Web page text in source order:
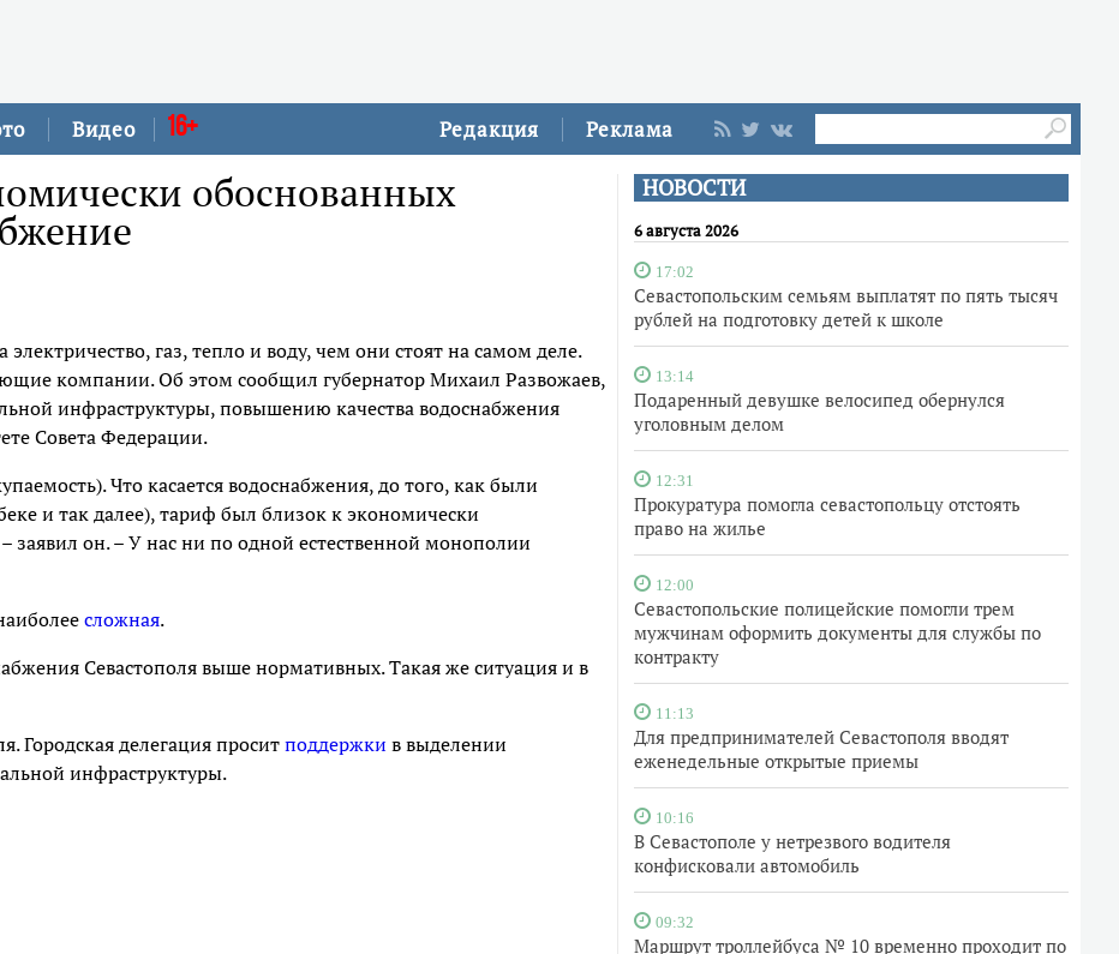
Редакция Реклама
Видео 16+
НОВОСТИ
6 августа 2026
17:02
Севастопольским семьям выплатят по пять тысяч
рублей на подготовку детей к школе
13:14
Подаренный девушке велосипед обернулся
уголовным делом
12:31
Прокуратура помогла севастопольцу отстоять
право на жилье
12:00
Севастопольские полицейские помогли трем
мужчинам оформить документы для службы по
контракту
11:13
Для предпринимателей Севастополя вводят
еженедельные открытые приемы
10:16
В Севастополе у нетрезвого водителя
конфисковали автомобиль
09:32
Маршрут троллейбуса № 10 временно проходит по
обоснованных
газ, тепло и воду, чем они стоят на самом деле.
компании. Об этом сообщил губернатор Михаил Развожаев,
инфраструктуры, повышению качества водоснабжения
Совета Федерации.
Что касается водоснабжения, до того, как были
и так далее), тариф был близок к экономически
заявил он. – У нас ни по одной естественной монополии
сложная.
Севастополя выше нормативных. Такая же ситуация и в
Городская делегация проситподдержки в выделении
инфраструктуры.